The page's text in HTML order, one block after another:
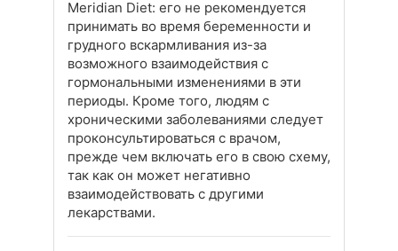
Meridian Diеt: его не рекомендуется
принимать во время беременности и
грудного вскармливания из-за
возможного взаимодействия с
гормональными изменениями в эти
периоды. Кроме того, людям с
хроническими заболеваниями следует
проконсультироваться с врачом,
прежде чем включать его в свою схему,
так как он может негативно
взаимодействовать с другими
лекарствами.